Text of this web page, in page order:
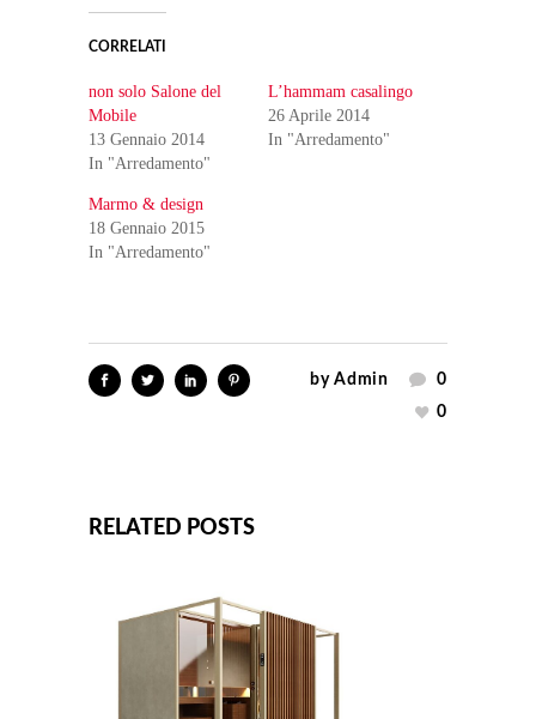
CORRELATI
non solo Salone del
Mobile
13 Gennaio 2014
In "Arredamento"
L’hammam casalingo
26 Aprile 2014
In "Arredamento"
Marmo & design
18 Gennaio 2015
In "Arredamento"
by Admin
0
0
RELATED POSTS